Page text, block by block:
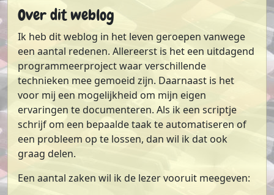
Over dit weblog
Ik heb dit weblog in het leven geroepen vanwege
een aantal redenen. Allereerst is het een uitdagend
programmeerproject waar verschillende
technieken mee gemoeid zijn. Daarnaast is het
voor mij een mogelijkheid om mijn eigen
ervaringen te documenteren. Als ik een scriptje
schrijf om een bepaalde taak te automatiseren of
een probleem op te lossen, dan wil ik dat ook
graag delen.
Een aantal zaken wil ik de lezer vooruit meegeven: